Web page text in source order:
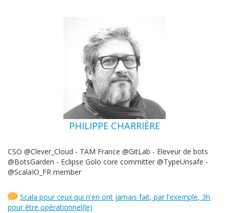
PHILIPPE CHARRIÈRE
CSO @Clever_Cloud - TAM France @GitLab - Eleveur de bots
@BotsGarden - Eclipse Golo core committer @TypeUnsafe -
@ScalaIO_FR member
Scala pour ceux qui n'en ont jamais fait, par l'exemple, 3h
pour être opérationnel(le)